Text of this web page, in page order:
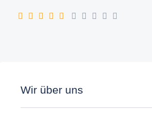
Wir über uns